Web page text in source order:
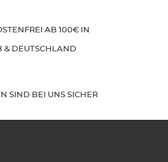
AB 100€ IN
& DEUTSCHLAND
SIND BEI UNS SICHER